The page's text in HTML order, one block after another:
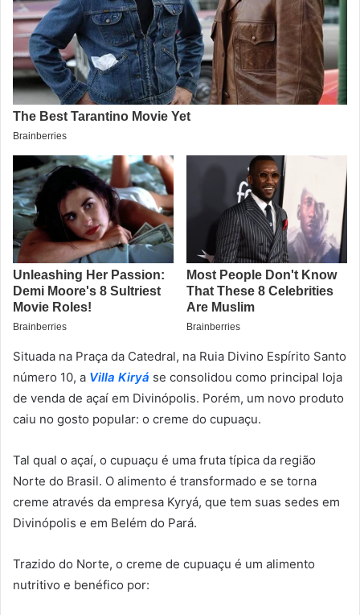
Situada na Praça da Catedral, na Ruia Divino Espírito Santo
número 10, a Villa Kiryá se consolidou como principal loja
de venda de açaí em Divinópolis. Porém, um novo produto
caiu no gosto popular: o creme do cupuaçu.
Tal qual o açaí, o cupuaçu é uma fruta típica da região
Norte do Brasil. O alimento é transformado e se torna
creme através da empresa Kyryá, que tem suas sedes em
Divinópolis e em Belém do Pará.
Trazido do Norte, o creme de cupuaçu é um alimento
nutritivo e benéfico por: